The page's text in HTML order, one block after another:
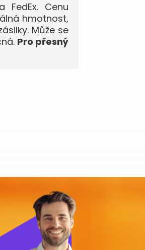
Cenu
hmotnost,
Může se
Pro přesný